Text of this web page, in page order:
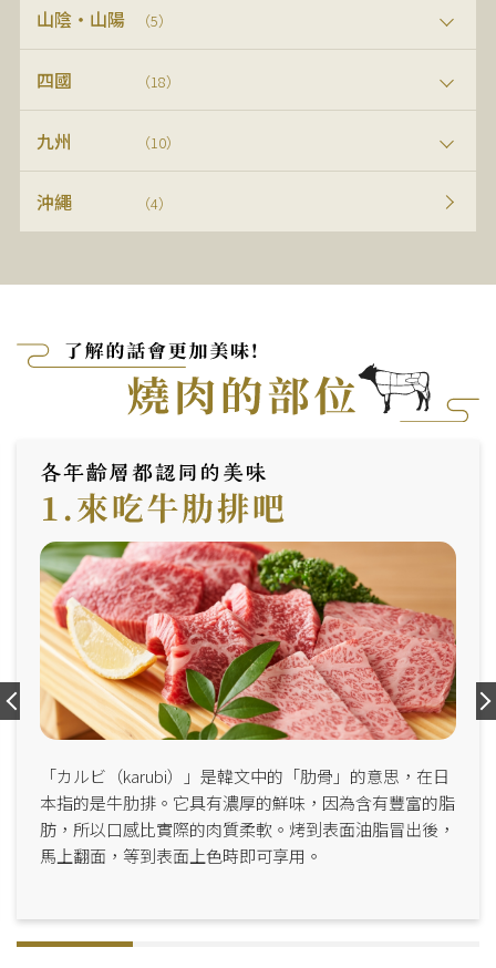
山陰・山陽 （5）
四國 （18）
九州 （10）
沖繩 （4）
「カルビ（karubi）」是韓文中的「肋骨」的意思，在日
本指的是牛肋排。它具有濃厚的鮮味，因為含有豐富的脂
肪，所以口感比實際的肉質柔軟。烤到表面油脂冒出後，
馬上翻面，等到表面上色時即可享用。